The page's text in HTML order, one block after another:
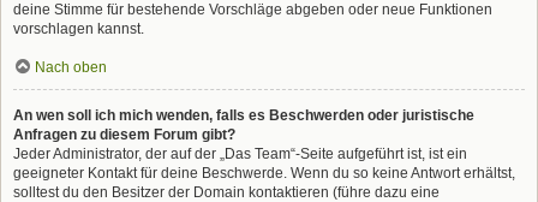
deine Stimme für bestehende Vorschläge abgeben oder neue Funktionen
vorschlagen kannst.
Nach oben
An wen soll ich mich wenden, falls es Beschwerden oder juristische
Anfragen zu diesem Forum gibt?
Jeder Administrator, der auf der „Das Team“-Seite aufgeführt ist, ist ein
geeigneter Kontakt für deine Beschwerde. Wenn du so keine Antwort erhältst,
solltest du den Besitzer der Domain kontaktieren (führe dazu eine